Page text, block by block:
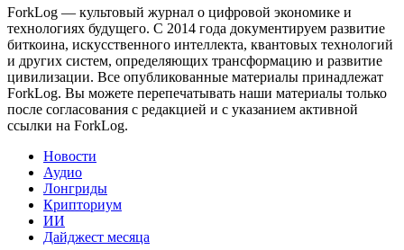
ForkLog — культовый журнал о цифровой экономике и
технологиях будущего. С 2014 года документируем развитие
биткоина, искусственного интеллекта, квантовых технологий
и других систем, определяющих трансформацию и развитие
цивилизации. Все опубликованные материалы принадлежат
ForkLog. Вы можете перепечатывать наши материалы только
после согласования с редакцией и с указанием активной
ссылки на ForkLog.
Новости
Аудио
Лонгриды
Крипториум
ИИ
Дайджест месяца